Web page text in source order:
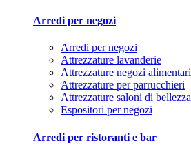
Arredi per negozi
Arredi per negozi
Attrezzature lavanderie
Attrezzature negozi alimentari
Attrezzature per parrucchieri
Attrezzature saloni di bellezza
Espositori per negozi
Arredi per ristoranti e bar